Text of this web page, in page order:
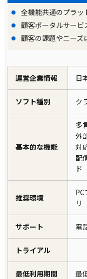
全機能共通のプラッ
顧客ポータルサー
顧客の課題やニーズ
運営企業情報 日
ソフト種別 ク
基本的な機能
多
外
対
配
ド
推奨環境
リ
サポート 電
トライアル
最低利用期間 最